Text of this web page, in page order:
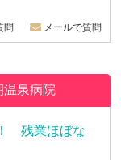
問 メールで質問
温泉病院
残業ほぼな